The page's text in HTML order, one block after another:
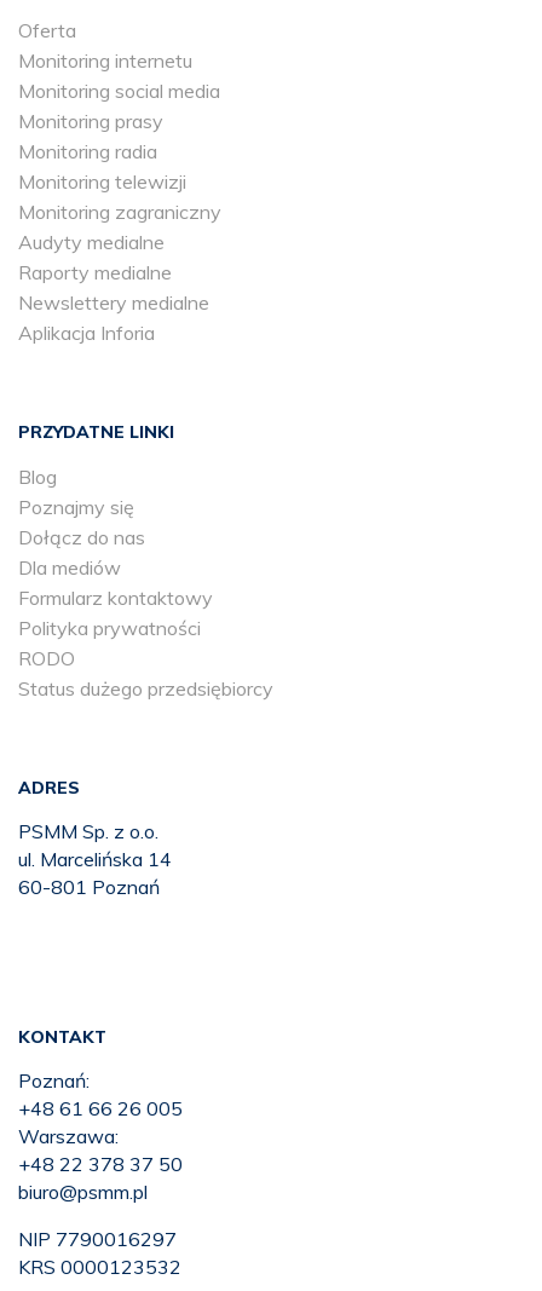
Oferta
Monitoring internetu
Monitoring social media
Monitoring prasy
Monitoring radia
Monitoring telewizji
Monitoring zagraniczny
Audyty medialne
Raporty medialne
Newslettery medialne
Aplikacja Inforia
PRZYDATNE LINKI
Blog
Poznajmy się
Dołącz do nas
Dla mediów
Formularz kontaktowy
Polityka prywatności
RODO
Status dużego przedsiębiorcy
ADRES
PSMM Sp. z o.o.
ul. Marcelińska 14
60-801 Poznań
KONTAKT
Poznań:
+48 61 66 26 005
Warszawa:
+48 22 378 37 50
biuro@psmm.pl
NIP 7790016297
KRS 0000123532